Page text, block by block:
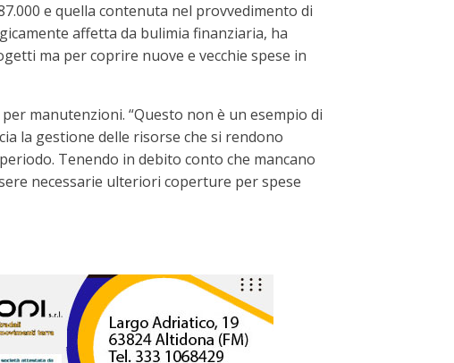
e quella contenuta nel provvedimento di
affetta da bulimia finanziaria, ha
ma per coprire nuove e vecchie spese in
manutenzioni. “Questo non è un esempio di
la gestione delle risorse che si rendono
Tenendo in debito conto che mancano
necessarie ulteriori coperture per spese